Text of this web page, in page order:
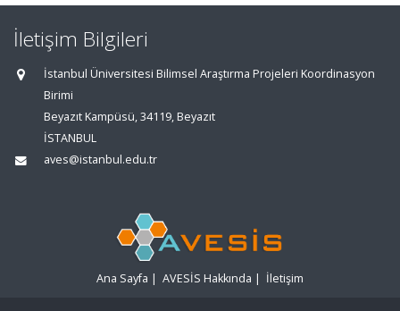
İletişim Bilgileri
İstanbul Üniversitesi Bilimsel Araştırma Projeleri Koordinasyon
Birimi
Beyazıt Kampüsü, 34119, Beyazıt
İSTANBUL
aves@istanbul.edu.tr
Ana Sayfa | AVESİS Hakkında | İletişim